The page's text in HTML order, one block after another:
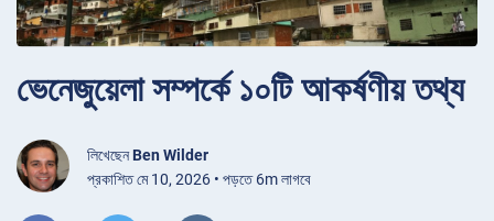
ভেনেজুয়েলা সম্পর্কে ১০টি আকর্ষণীয় তথ্য
লিখেছেনBen Wilder
প্রকাশিত মে 10, 2026 • পড়তে 6m লাগবে